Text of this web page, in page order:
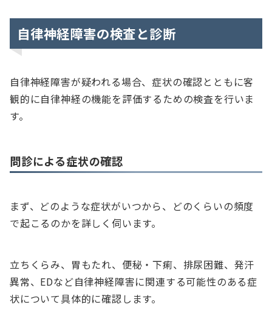
自律神経障害の検査と診断
自律神経障害が疑われる場合、症状の確認とともに客
観的に自律神経の機能を評価するための検査を行いま
す。
問診による症状の確認
まず、どのような症状がいつから、どのくらいの頻度
で起こるのかを詳しく伺います。
立ちくらみ、胃もたれ、便秘・下痢、排尿困難、発汗
異常、EDなど自律神経障害に関連する可能性のある症
状について具体的に確認します。